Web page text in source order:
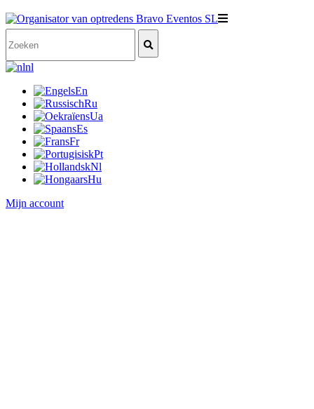
nl
En
Ru
Ua
Es
Fr
Pt
Nl
Hu
Mijn account